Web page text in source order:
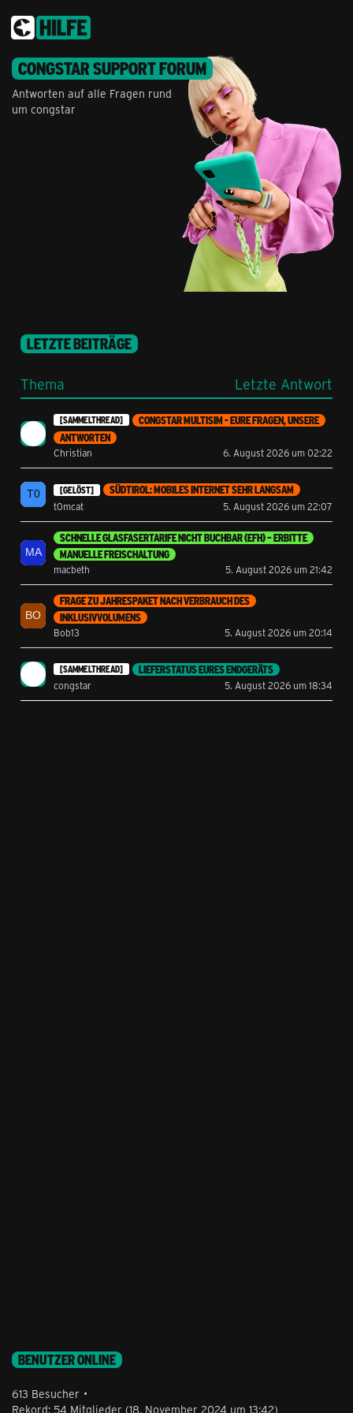
CONGSTAR SUPPORT FORUM
Antworten auf alle Fragen rund
um congstar
LETZTE BEITRÄGE
Thema Letzte Antwort
[SAMMELTHREAD]
CONGSTAR MULTISIM - EURE FRAGEN, UNSERE
ANTWORTEN
Christian
6. August 2026 um 02:22
[GELÖST]
SÜDTIROL: MOBILES INTERNET SEHR LANGSAM
t0mcat
5. August 2026 um 22:07
SCHNELLE GLASFASERTARIFE NICHT BUCHBAR (EFH) – ERBITTE
MANUELLE FREISCHALTUNG
macbeth
5. August 2026 um 21:42
FRAGE ZU JAHRESPAKET NACH VERBRAUCH DES
INKLUSIVVOLUMENS
Bob13
5. August 2026 um 20:14
[SAMMELTHREAD]
LIEFERSTATUS EURES ENDGERÄTS
congstar
5. August 2026 um 18:34
BENUTZER ONLINE
613 Besucher
Rekord: 54 Mitglieder (18. November 2024 um 13:42)